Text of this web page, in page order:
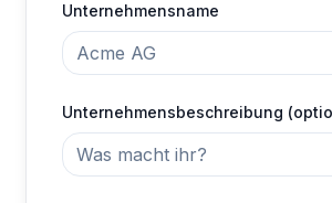
Unternehmensname
Unternehmensbeschreibung